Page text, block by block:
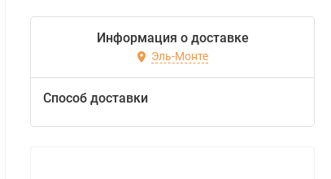
Информация о доставке
Эль-Монте
Способ доставки